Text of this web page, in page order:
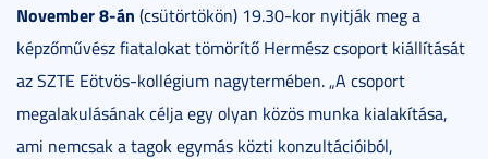
November 8-án (csütörtökön) 19.30-kor nyitják meg a
képzőművész fiatalokat tömörítő Hermész csoport kiállítását
az SZTE Eötvös-kollégium nagytermében. „A csoport
megalakulásának célja egy olyan közös munka kialakítása,
ami nemcsak a tagok egymás közti konzultációiból,